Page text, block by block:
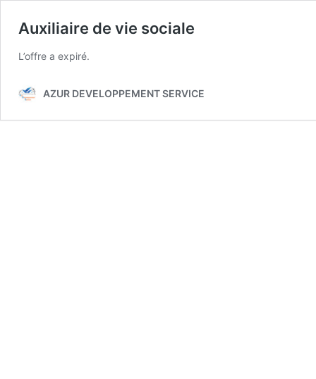
Auxiliaire de vie sociale
L’offre a expiré.
AZUR DEVELOPPEMENT SERVICE